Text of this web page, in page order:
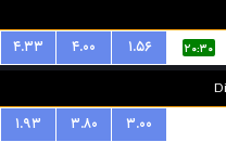
۲۰:۳۰ ۱.۵۶ ۴.۰۰
۴.۳۳
۳.۰۰ ۳.۸۰ ۱.۹۳